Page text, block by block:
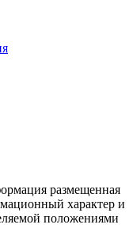
размещенная
характер и
положениями